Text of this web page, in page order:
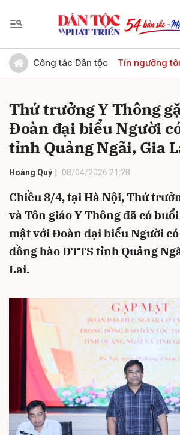
Công tác Dân tộc Tín ngưỡng
Thứ trưởng Y Thông
Đoàn đại biểu Người
tỉnh Quảng Ngãi, Gia
Hoàng Quý 08/04/2026 21:28
Chiều 8/4, tại Hà Nội, Thứ
và Tôn giáo Y Thông đã có
mật với Đoàn đại biểu Người
đồng bào DTTS tỉnh Quảng
Lai.
Gửi bình luận